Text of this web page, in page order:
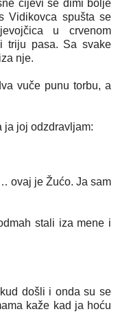
cijevi se dimi bolje
Vidikovca spušta se
u crvenom
triju pasa. Sa svake
nje.
vuče punu torbu, a
ja joj odzdravljam:
ovaj je Žućo. Ja sam
stali iza mene i
došli i onda su se
kaže kad ja hoću